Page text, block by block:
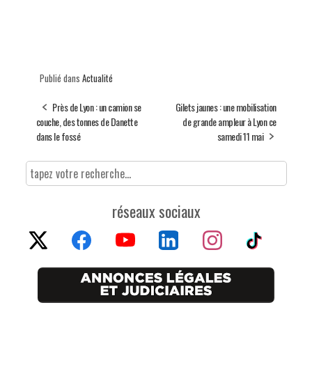
Publié dans Actualité
Près de Lyon : un camion se
couche, des tonnes de Danette
dans le fossé
Gilets jaunes : une mobilisation
de grande ampleur à Lyon ce
samedi 11 mai
réseaux sociaux